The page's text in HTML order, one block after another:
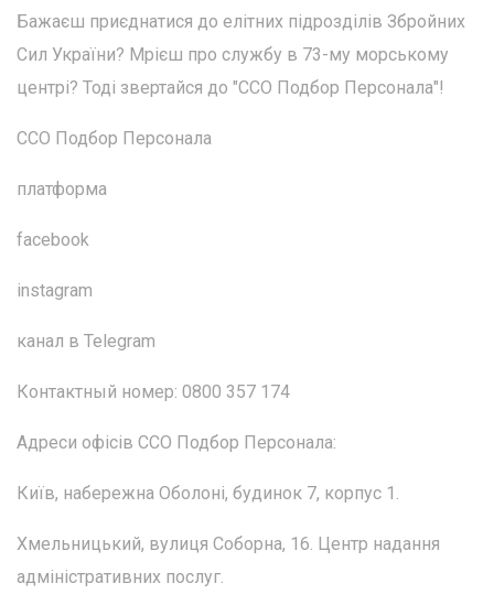
Бажаєш приєднатися до елітних підрозділів Збройних
Сил України? Мрієш про службу в 73-му морському
центрі? Тоді звертайся до "ССО Подбор Персонала"!
ССО Подбор Персонала
платформа
facebook
instagram
канал в Telegram
Контактный номер: 0800 357 174
Адреси офісів ССО Подбор Персонала:
Київ, набережна Оболоні, будинок 7, корпус 1.
Хмельницький, вулиця Соборна, 16. Центр надання
адміністративних послуг.